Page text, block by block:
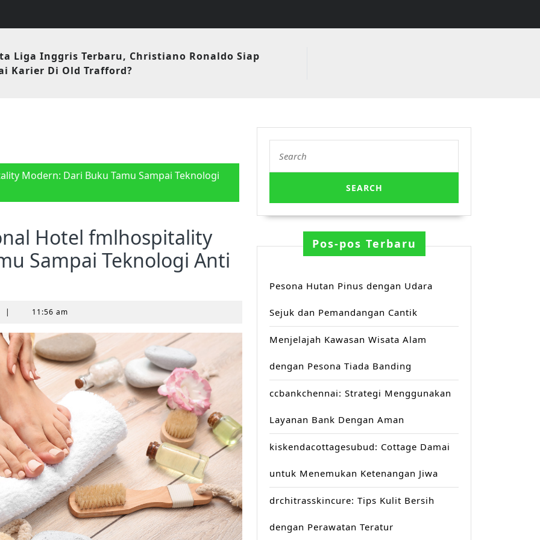
Liga Inggris Terbaru, Christiano Ronaldo Siap
Karier Di Old Trafford?
Modern: Dari Buku Tamu Sampai Teknologi
Hotel fmlhospitality
Sampai Teknologi Anti
| 11:56 am
for:
Pos-pos Terbaru
Pesona Hutan Pinus dengan Udara
Sejuk dan Pemandangan Cantik
Menjelajah Kawasan Wisata Alam
dengan Pesona Tiada Banding
ccbankchennai: Strategi Menggunakan
Layanan Bank Dengan Aman
kiskendacottagesubud: Cottage Damai
untuk Menemukan Ketenangan Jiwa
drchitrasskincure: Tips Kulit Bersih
dengan Perawatan Teratur